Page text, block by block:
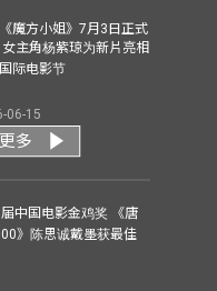
魔方小姐》7月3日正式
主角杨紫琼为新片亮相
际电影节
06-15
更多
中国电影金鸡奖 《唐
》陈思诚戴墨获最佳